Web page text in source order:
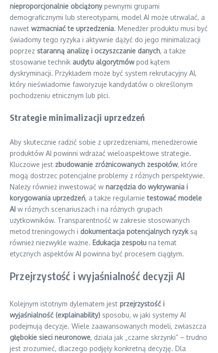
nieproporcjonalnie obciążonypewnymi grupami
demograficznymi lub stereotypami, model AI może utrwalać, a
nawet wzmacniać te uprzedzenia. Menedżer produktu musi być
świadomy tego ryzyka i aktywnie dążyć do jego minimalizacji
poprzez staranną analizę i oczyszczanie danych, a także
stosowanie technik audytu algorytmówpod kątem
dyskryminacji. Przykładem może być system rekrutacyjny AI,
który nieświadomie faworyzuje kandydatów o określonym
pochodzeniu etnicznym lub płci.
Strategie minimalizacji uprzedzeń
Aby skutecznie radzić sobie z uprzedzeniami, menedżerowie
produktów AI powinni wdrażać wieloaspektowe strategie.
Kluczowe jest zbudowanie zróżnicowanych zespołów, które
mogą dostrzec potencjalne problemy z różnych perspektywie.
Należy również inwestować w narzędzia do wykrywania i
korygowania uprzedzeń, a także regularnietestować modele
AI w różnych scenariuszach i na różnych grupach
użytkowników. Transparentność w zakresie stosowanych
metod treningowych i dokumentacja potencjalnych ryzyksą
również niezwykle ważne. Edukacja zespołu na temat
etycznych aspektów AI powinna być procesem ciągłym.
Przejrzystość i wyjaśnialność decyzji AI
Kolejnym istotnym dylematem jest przejrzystość i
wyjaśnialność (explainability) sposobu, w jaki systemy AI
podejmują decyzje. Wiele zaawansowanych modeli, zwłaszcza
głębokie sieci neuronowe, działa jak „czarne skrzynki” – trudno
jest zrozumieć, dlaczego podjęły konkretną decyzję. Dla